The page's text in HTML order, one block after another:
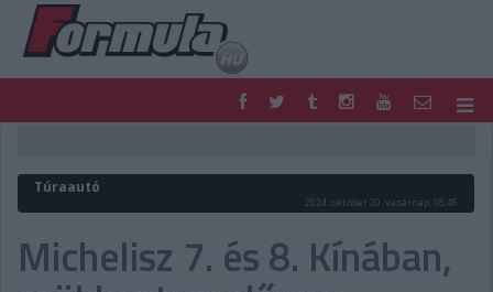
FORMULA
MOTOR
PODCAST
SHOP
TIPPJÁTÉK
Túraautó
2024. október 20. vasárnap, 08:46
Michelisz 7. és 8. Kínában,